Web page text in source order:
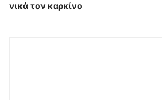
νικά τον καρκίνο